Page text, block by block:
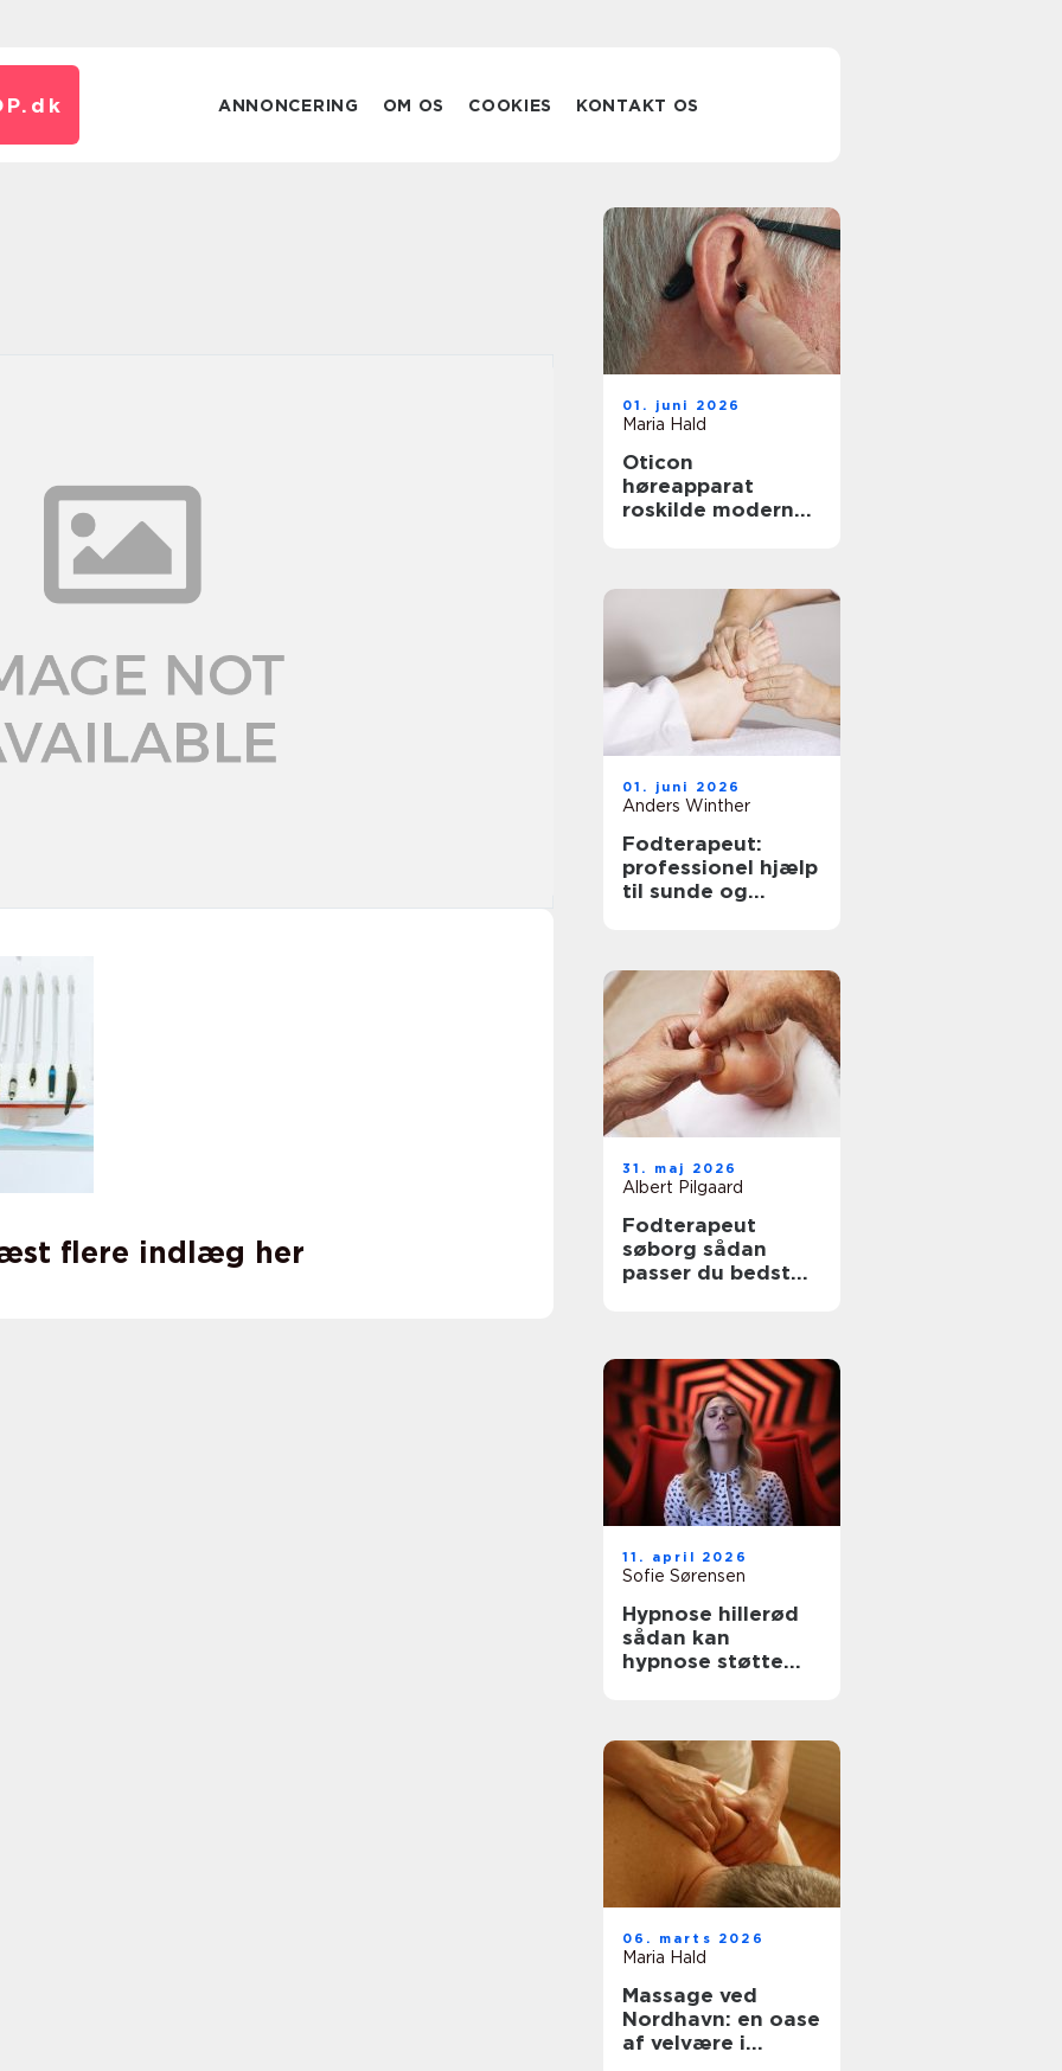
dk ANNONCERING OM OS COOKIES KONTAKT OS
flere indlæg her
01. juni 2026
Maria Hald
Oticon
høreapparat
roskilde moderne
01. juni 2026
Anders Winther
Fodterapeut:
professionel hjælp
til sunde og
31. maj 2026
Albert Pilgaard
Fodterapeut
søborg sådan
passer du bedst
11. april 2026
Sofie Sørensen
Hypnose hillerød
sådan kan
hypnose støtte
06. marts 2026
Maria Hald
Massage ved
Nordhavn: en oase
af velvære i